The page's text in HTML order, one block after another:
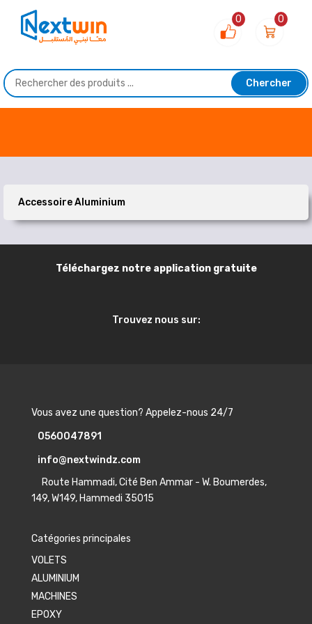
0 0
Chercher
Accessoire Aluminium
Téléchargez notre application gratuite
Trouvez nous sur:
Vous avez une question? Appelez-nous 24/7
0560047891
info@nextwindz.com
Route Hammadi, Cité Ben Ammar - W. Boumerdes,
149, W149, Hammedi 35015
Catégories principales
VOLETS
ALUMINIUM
MACHINES
EPOXY